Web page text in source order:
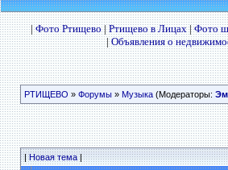
|Фото Ртищево|Ртищево в Лицах|Фото
|Объявления о
РТИЩЕВО » Форумы» Музыка(Модераторы:
|Новая тема|